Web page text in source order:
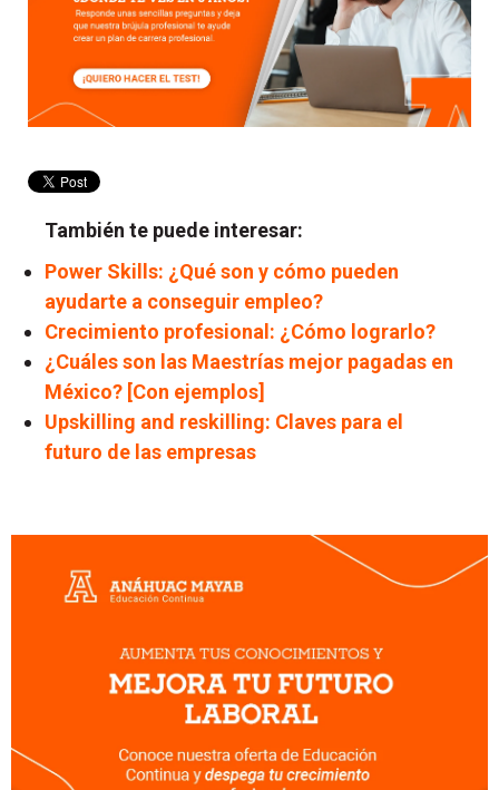
También te puede interesar:
Power Skills: ¿Qué son y cómo pueden
ayudarte a conseguir empleo?
Crecimiento profesional: ¿Cómo lograrlo?
¿Cuáles son las Maestrías mejor pagadas en
México? [Con ejemplos]
Upskilling and reskilling: Claves para el
futuro de las empresas